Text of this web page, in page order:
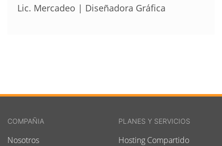
Lic. Mercadeo | Diseñadora Gráfica
COMPAÑIA
Nosotros
PLANES Y SERVICIOS
Hosting Compartido